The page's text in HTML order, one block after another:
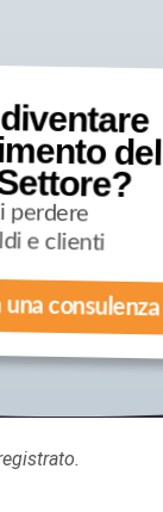
del
perdere
e clienti
consulenza